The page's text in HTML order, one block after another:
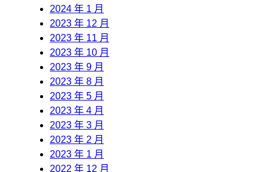
2024 年 1 月
2023 年 12 月
2023 年 11 月
2023 年 10 月
2023 年 9 月
2023 年 8 月
2023 年 5 月
2023 年 4 月
2023 年 3 月
2023 年 2 月
2023 年 1 月
2022 年 12 月